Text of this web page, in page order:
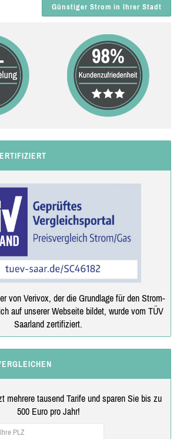
Günstiger Strom in Ihrer Stadt
von Verivox, der die Grundlage für den Strom-
auf unserer Webseite bildet, wurde vom TÜV
Saarland zertifiziert.
mehrere tausend Tarife und sparen Sie bis zu
500 Euro pro Jahr!